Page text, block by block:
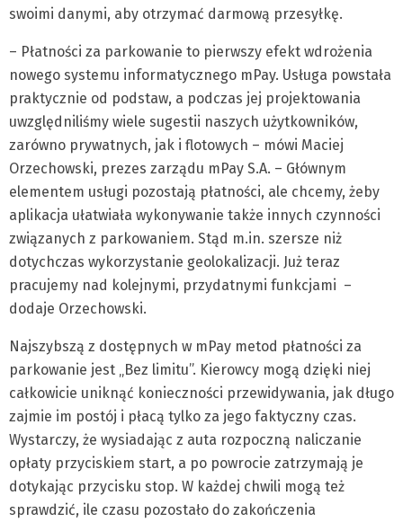
swoimi danymi, aby otrzymać darmową przesyłkę.
– Płatności za parkowanie to pierwszy efekt wdrożenia
nowego systemu informatycznego mPay. Usługa powstała
praktycznie od podstaw, a podczas jej projektowania
uwzględniliśmy wiele sugestii naszych użytkowników,
zarówno prywatnych, jak i flotowych – mówi Maciej
Orzechowski, prezes zarządu mPay S.A. – Głównym
elementem usługi pozostają płatności, ale chcemy, żeby
aplikacja ułatwiała wykonywanie także innych czynności
związanych z parkowaniem. Stąd m.in. szersze niż
dotychczas wykorzystanie geolokalizacji. Już teraz
pracujemy nad kolejnymi, przydatnymi funkcjami –
dodaje Orzechowski.
Najszybszą z dostępnych w mPay metod płatności za
parkowanie jest „Bez limitu”. Kierowcy mogą dzięki niej
całkowicie uniknąć konieczności przewidywania, jak długo
zajmie im postój i płacą tylko za jego faktyczny czas.
Wystarczy, że wysiadając z auta rozpoczną naliczanie
opłaty przyciskiem start, a po powrocie zatrzymają je
dotykając przycisku stop. W każdej chwili mogą też
sprawdzić, ile czasu pozostało do zakończenia